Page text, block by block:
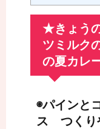
★きょう
ツミルク
の夏カレ
◉パインと
ス つくり